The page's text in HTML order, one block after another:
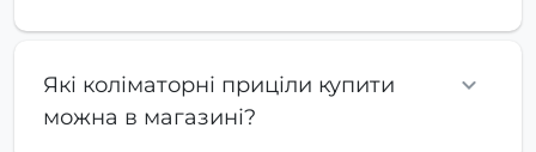
Які коліматорні приціли купити
можна в магазині?